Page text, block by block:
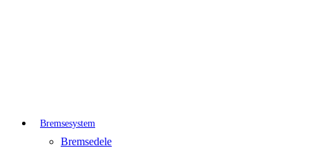
Bremsesystem
Bremsedele